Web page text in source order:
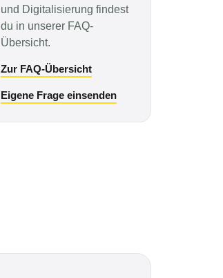
und Digitalisierung findest
du in unserer FAQ-
Übersicht.
Zur FAQ-Übersicht
Eigene Frage einsenden